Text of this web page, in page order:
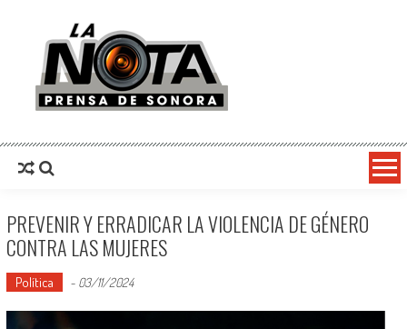
La Nota Prensa De Sonora
PREVENIR Y ERRADICAR LA VIOLENCIA DE GÉNERO
CONTRA LAS MUJERES
Política - 03/11/2024